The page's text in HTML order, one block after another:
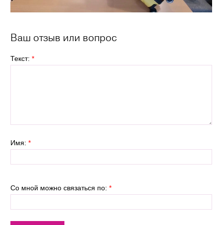
Ваш отзыв или вопрос
Текст: *
Имя: *
Со мной можно связаться по: *